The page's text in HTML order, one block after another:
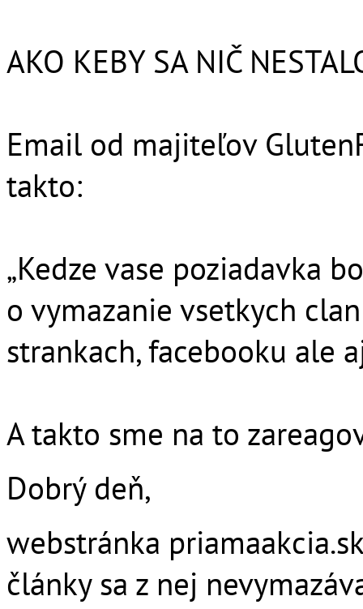
AKO KEBY SA NIČ
Email od majiteľov
takto:
„Kedze vase poziadavka
o vymazanie vsetkych
strankach, facebooku ale
A takto sme na to
Dobrý deň,
webstránka
články sa z nej